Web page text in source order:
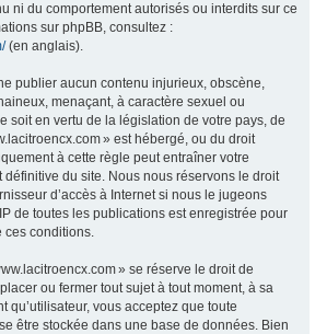
ni du comportement autorisés ou interdits sur ce
sur phpBB, consultez :
(en anglais).
publier aucun contenu injurieux, obscène,
menaçant, à caractère sexuel ou
soit en vertu de la législation de votre pays, de
» est hébergé, ou du droit
à cette règle peut entraîner votre
définitive du site. Nous nous réservons le droit
d’accès à Internet si nous le jugeons
de toutes les publications est enregistrée pour
ces conditions.
» se réserve le droit de
ou fermer tout sujet à tout moment, à sa
qu’utilisateur, vous acceptez que toute
être stockée dans une base de données. Bien